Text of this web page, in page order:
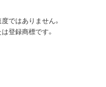
ではありません。
登録商標です。